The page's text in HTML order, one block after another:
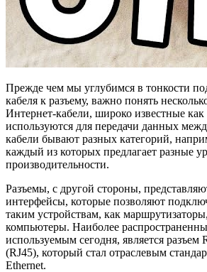
Прежде чем мы углубимся в тонкости
кабеля к разъему, важно понять
Интернет-кабели, широко известные как
используются для передачи данных
кабели бывают разных категорий,
каждый из которых предлагает разные
производительности.
Разъемы, с другой стороны,
интерфейсы, которые позволяют
таким устройствам, как
компьютеры. Наиболее
используемым сегодня, является разъем
(RJ45), который стал отраслевым
Ethernet.